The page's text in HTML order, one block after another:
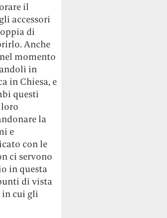
il
accessori
di
Anche
momento
in
in Chiesa, e
questi
la
e
con le
ci servono
in questa
di vista
in cui gli